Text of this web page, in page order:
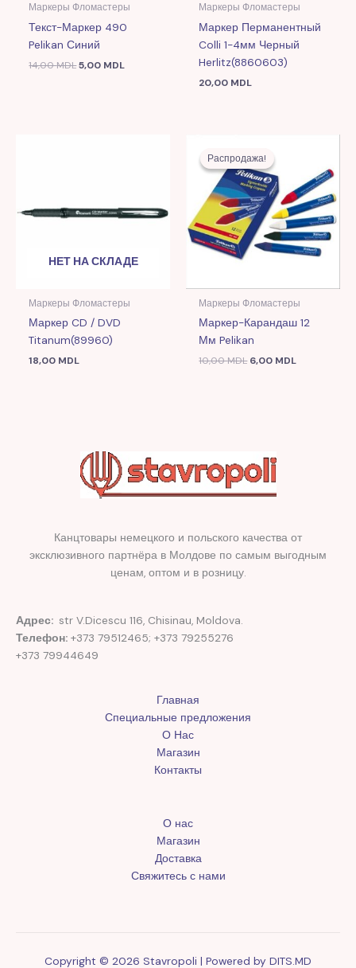
Маркеры Фломастеры
Текст-Маркер 490
Pelikan Синий
14,00MDL5,00 MDL
Маркеры Фломастеры
Маркер Перманентный
Colli 1-4мм Черный
Herlitz(8860603)
20,00 MDL
НЕТ НА СКЛАДЕ
Маркеры Фломастеры
Маркер CD / DVD
Titanum(89960)
18,00 MDL
Распродажа!
Распродажа!
Маркеры Фломастеры
Маркер-Карандаш 12
Мм Pelikan
10,00MDL
цена
составляла
10,00 MDL.
6,00 MDL
Канцтовары немецкого и польского качества от
эксклюзивного партнёра в Молдове по самым выгодным
ценам, оптом и в розницу.
Адрес: str V.Dicescu 116, Chisinau, Moldova.
Телефон: +373 79512465; +373 79255276
+373 79944649
Главная
Специальные предложения
О Нас
Магазин
Контакты
О нас
Магазин
Доставка
Свяжитесь с нами
Copyright © 2026 Stavropoli | Powered by DITS.MD